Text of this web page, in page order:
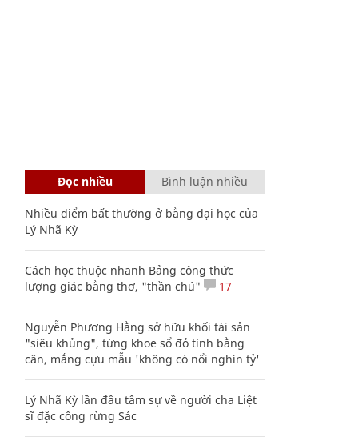
Đọc nhiều Bình luận nhiều
Nhiều điểm bất thường ở bằng đại học của
Lý Nhã Kỳ
Cách học thuộc nhanh Bảng công thức
lượng giác bằng thơ, "thần chú"
17
Nguyễn Phương Hằng sở hữu khối tài sản
"siêu khủng", từng khoe sổ đỏ tính bằng
cân, mắng cựu mẫu 'không có nổi nghìn tỷ'
Lý Nhã Kỳ lần đầu tâm sự về người cha Liệt
sĩ đặc công rừng Sác